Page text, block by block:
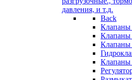
давления, и т.д.
Back
Клапаны
Клапаны
Клапаны
Клапаны